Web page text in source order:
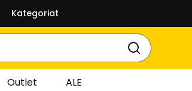
Kategoriat
Outlet ALE